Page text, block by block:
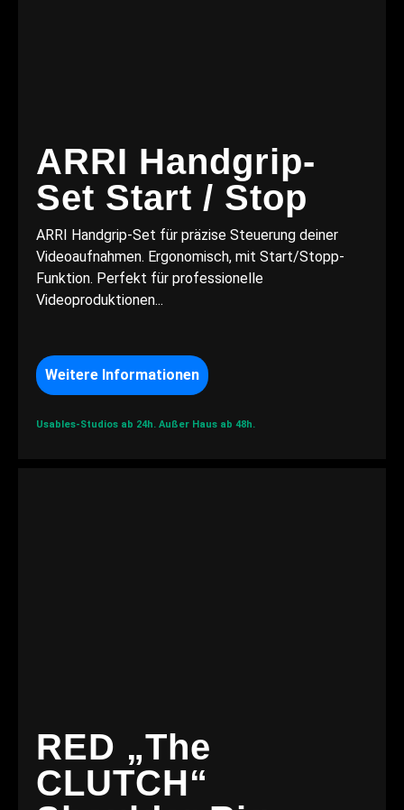
ARRI Handgrip-
Set Start / Stop
ARRI Handgrip-Set für präzise Steuerung deiner
Videoaufnahmen. Ergonomisch, mit Start/Stopp-
Funktion. Perfekt für professionelle
Videoproduktionen...
Weitere Informationen
Usables-Studios ab 24h. Außer Haus ab 48h.
RED „The
CLUTCH“